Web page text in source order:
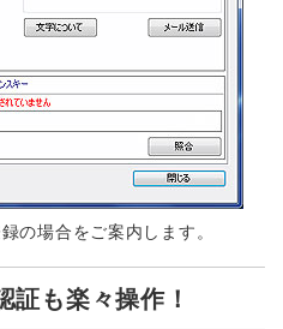
の場合をご案内します。
証も楽々操作！